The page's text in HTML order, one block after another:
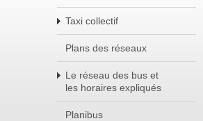
Taxi collectif
Plans des réseaux
Le réseau des bus et
les horaires expliqués
Planibus